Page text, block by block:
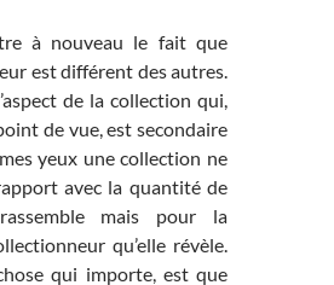
à nouveau le fait que
est différent des autres.
de la collection qui,
de vue, est secondaire
yeux une collection ne
avec la quantité de
mais pour la
qu’elle révèle.
qui importe, est que